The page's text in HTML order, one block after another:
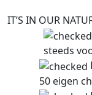
IT’S IN OUR
steeds
50 eigen